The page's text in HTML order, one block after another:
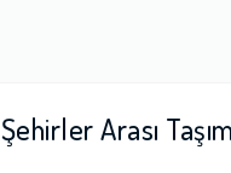
Şehirler Arası